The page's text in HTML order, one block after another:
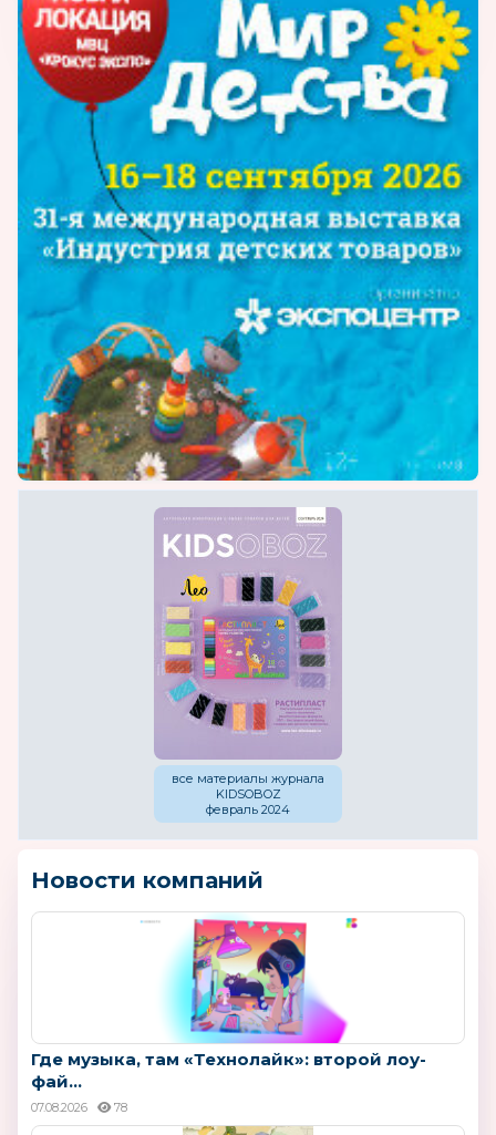
игрушек лежит технология нанесения на
подготовленную деревянную поверхность
изображения методом шелкографии. При
этом наиболее важным считается
использование красок, не содержащих
вредных для здоровья детей компонентов.
Технология шелкографии нанесения краски
позволяет менять ассортимент продукции в
соответствии с изменением спроса на
рынке детских игрушек.
все материалы журнала
KIDSOBOZ
февраль 2024
Новости компаний
Где музыка, там «Технолайк»: второй лоу-
фай...
07.08.2026 78